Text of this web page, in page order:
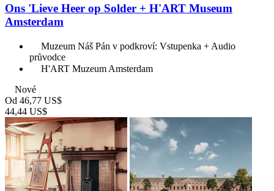
Ons 'Lieve Heer op Solder + H'ART Museum
Amsterdam
Muzeum Náš Pán v podkroví: Vstupenka + Audio
průvodce
H'ART Muzeum Amsterdam
Nové
Od 46,77 US$
44,44 US$